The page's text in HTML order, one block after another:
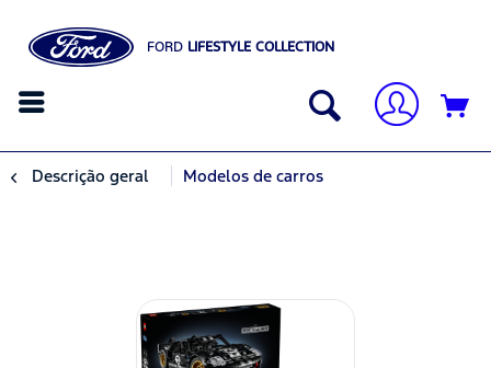
FORD LIFESTYLE COLLECTION
Descrição geral Modelos de carros